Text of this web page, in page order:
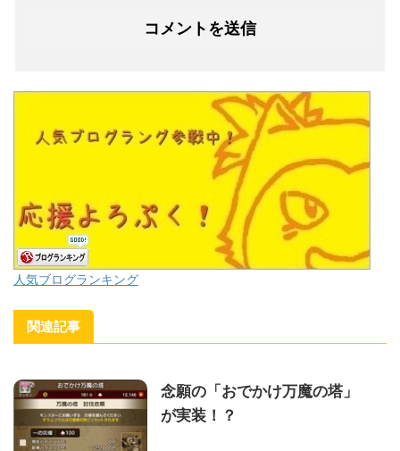
人気ブログランキング
関連記事
念願の「おでかけ万魔の塔」
が実装！？